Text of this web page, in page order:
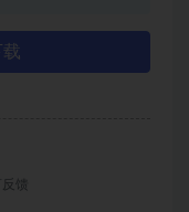
馈